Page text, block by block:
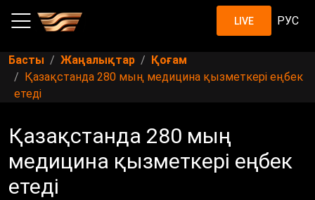
LIVE РУС
Басты Жаңалықтар
Қоғам
Қазақстанда 280 мың медицина қызметкері еңбек
етеді
Қазақстанда 280 мың
медицина қызметкері еңбек
етеді